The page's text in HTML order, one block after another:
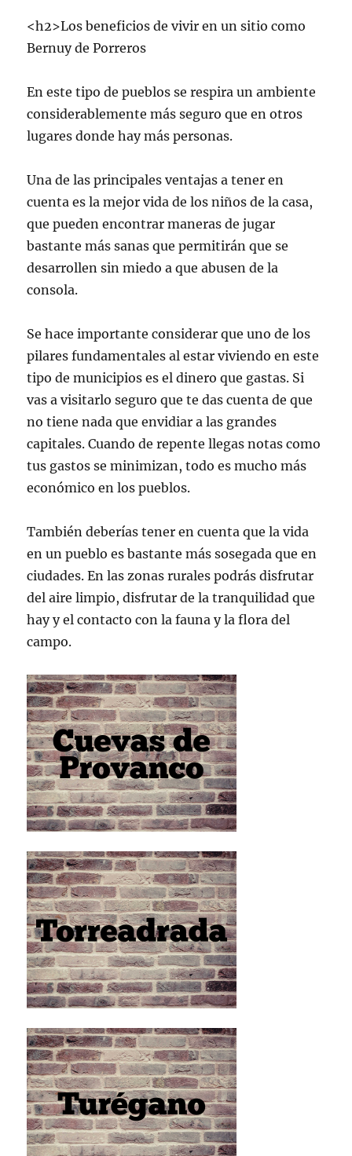
<h2>Los beneficios de vivir en un sitio como
Bernuy de Porreros
En este tipo de pueblos se respira un ambiente
considerablemente más seguro que en otros
lugares donde hay más personas.
Una de las principales ventajas a tener en
cuenta es la mejor vida de los niños de la casa,
que pueden encontrar maneras de jugar
bastante más sanas que permitirán que se
desarrollen sin miedo a que abusen de la
consola.
Se hace importante considerar que uno de los
pilares fundamentales al estar viviendo en este
tipo de municipios es el dinero que gastas. Si
vas a visitarlo seguro que te das cuenta de que
no tiene nada que envidiar a las grandes
capitales. Cuando de repente llegas notas como
tus gastos se minimizan, todo es mucho más
económico en los pueblos.
También deberías tener en cuenta que la vida
en un pueblo es bastante más sosegada que en
ciudades. En las zonas rurales podrás disfrutar
del aire limpio, disfrutar de la tranquilidad que
hay y el contacto con la fauna y la flora del
campo.